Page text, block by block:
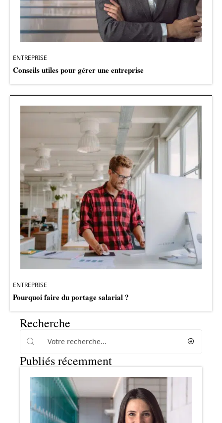
ENTREPRISE
Conseils utiles pour gérer une entreprise
ENTREPRISE
Pourquoi faire du portage salarial ?
Recherche
Publiés récemment